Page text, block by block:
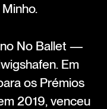
No Ballet —
Em
os Prémios
2019, venceu